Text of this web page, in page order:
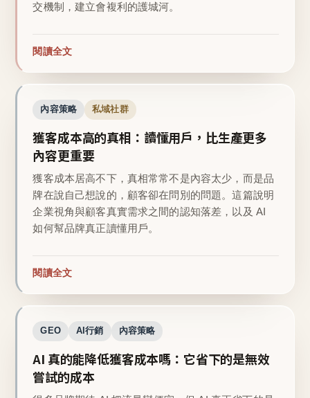
交機制，建立會複利的護城河。
閱讀全文
內容策略 私域社群
獲客成本高的真相：讀懂用戶，比生產更多
內容更重要
獲客成本居高不下，真相常常不是內容太少，而是品
牌在說自己想說的，顧客卻在問別的問題。這篇說明
企業視角與顧客真實需求之間的認知落差，以及 AI
如何幫品牌真正讀懂用戶。
閱讀全文
GEO AI行銷 內容策略
AI 真的能降低獲客成本嗎：它省下的是無效
嘗試的成本